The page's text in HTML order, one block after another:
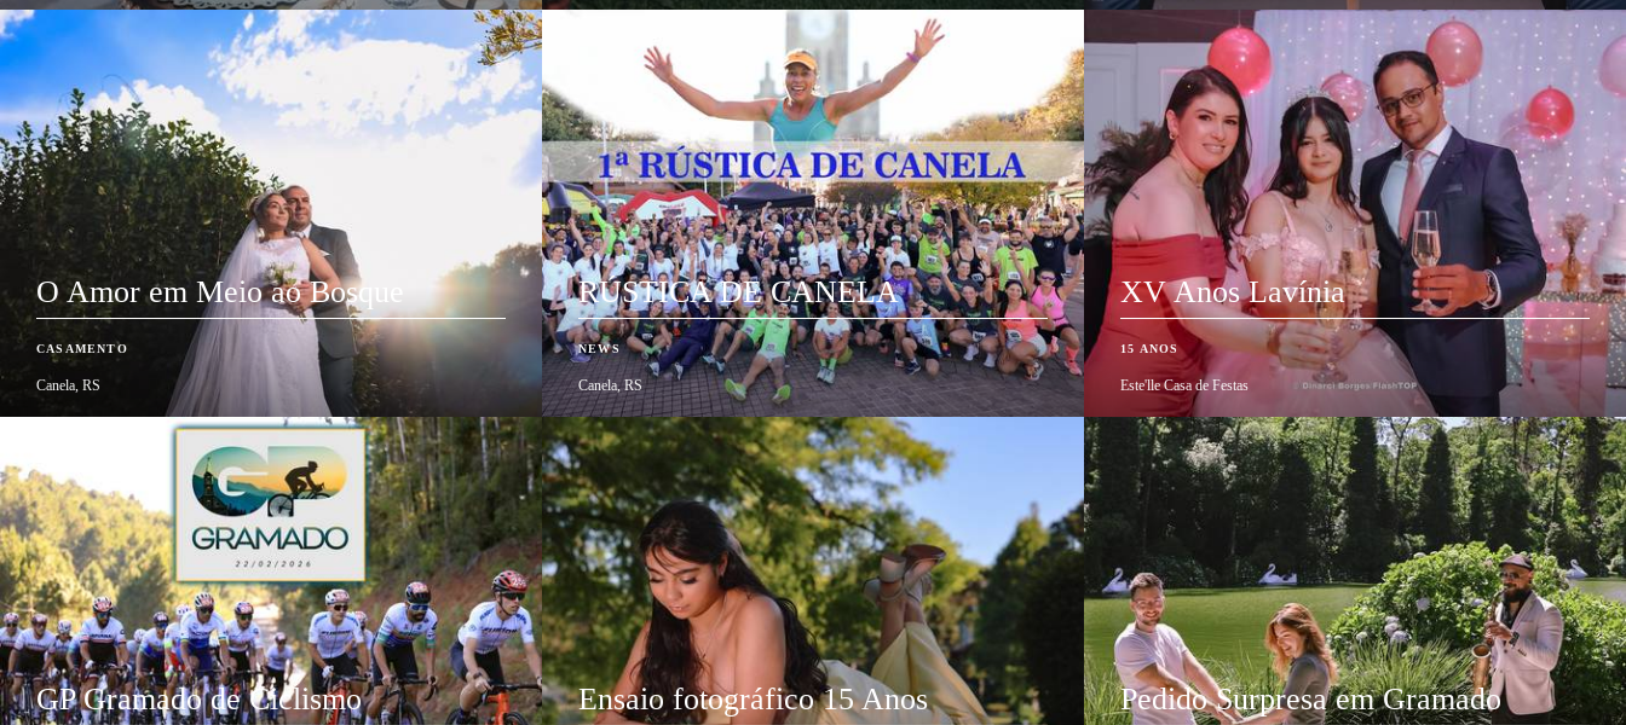
O Amor em Meio ao Bosque
CASAMENTO
Canela, RS
RÚSTICA DE CANELA
NEWS
Canela, RS
XV Anos Lavínia
15 ANOS
Este'lle Casa de Festas
GP Gramado de Ciclismo Ensaio fotográfico 15 Anos Pedido Surpresa em Gramado